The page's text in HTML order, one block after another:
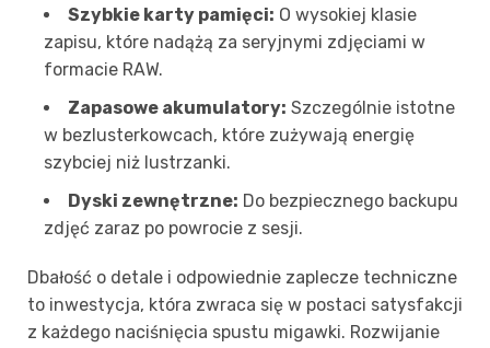
Szybkie karty pamięci: O wysokiej klasie
zapisu, które nadążą za seryjnymi zdjęciami w
formacie RAW.
Zapasowe akumulatory: Szczególnie istotne
w bezlusterkowcach, które zużywają energię
szybciej niż lustrzanki.
Dyski zewnętrzne: Do bezpiecznego backupu
zdjęć zaraz po powrocie z sesji.
Dbałość o detale i odpowiednie zaplecze techniczne
to inwestycja, która zwraca się w postaci satysfakcji
z każdego naciśnięcia spustu migawki. Rozwijanie